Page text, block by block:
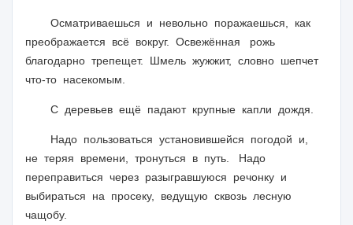
Осматриваешься и невольно поражаешься, как
преображается всё вокруг. Освежённая рожь
благодарно трепещет. Шмель жужжит, словно шепчет
что-то насекомым.
С деревьев ещё падают крупные капли дождя.
Надо пользоваться установившейся погодой и,
не теряя времени, тронуться в путь. Надо
переправиться через разыгравшуюся речонку и
выбираться на просеку, ведущую сквозь лесную
чащобу.